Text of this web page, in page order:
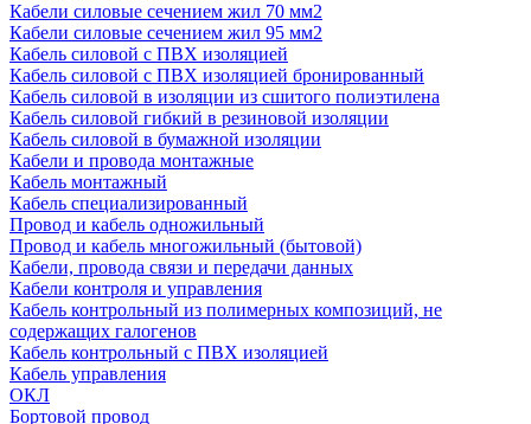
Кабели силовые сечением жил 70 мм2
Кабели силовые сечением жил 95 мм2
Кабель силовой с ПВХ изоляцией
Кабель силовой с ПВХ изоляцией бронированный
Кабель силовой в изоляции из сшитого полиэтилена
Кабель силовой гибкий в резиновой изоляции
Кабель силовой в бумажной изоляции
Кабели и провода монтажные
Кабель монтажный
Кабель специализированный
Провод и кабель одножильный
Провод и кабель многожильный (бытовой)
Кабели, провода связи и передачи данных
Кабели контроля и управления
Кабель контрольный из полимерных композиций, не
содержащих галогенов
Кабель контрольный с ПВХ изоляцией
Кабель управления
ОКЛ
Бортовой провод